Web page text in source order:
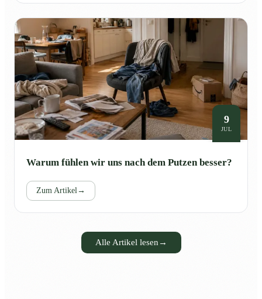
9
JUL
Warum fühlen wir uns nach dem Putzen besser?
Zum Artikel →
Alle Artikel lesen →